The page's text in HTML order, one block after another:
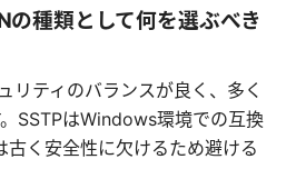
種類として何を選ぶべき
リティのバランスが良く、多く
SSTPはWindows環境での互換
古く安全性に欠けるため避ける